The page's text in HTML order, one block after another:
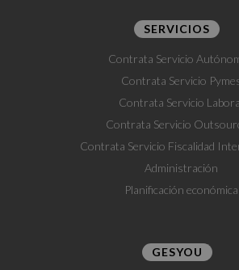
SERVICIOS
Contrata Servicio
Contrata Servicio
Contrata Servicio
Contrata Servicio
Contrata Servicio Fiscalidad
Administración
Planificación económica
GESYOU